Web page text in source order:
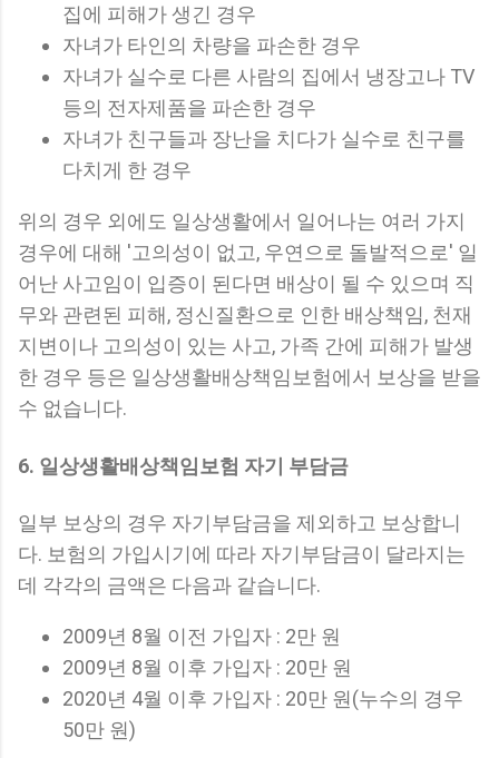
집에 피해가 생긴 경우
자녀가 타인의 차량을 파손한 경우
자녀가 실수로 다른 사람의 집에서 냉장고나 TV
등의 전자제품을 파손한 경우
자녀가 친구들과 장난을 치다가 실수로 친구를
다치게 한 경우
위의 경우 외에도 일상생활에서 일어나는 여러 가지
경우에 대해 '고의성이 없고, 우연으로 돌발적으로' 일
어난 사고임이 입증이 된다면 배상이 될 수 있으며 직
무와 관련된 피해, 정신질환으로 인한 배상책임, 천재
지변이나 고의성이 있는 사고, 가족 간에 피해가 발생
한 경우 등은 일상생활배상책임보험에서 보상을 받을
수 없습니다.
6. 일상생활배상책임보험 자기 부담금
일부 보상의 경우 자기부담금을 제외하고 보상합니
다. 보험의 가입시기에 따라 자기부담금이 달라지는
데 각각의 금액은 다음과 같습니다.
2009년 8월 이전 가입자 : 2만 원
2009년 8월 이후 가입자 : 20만 원
2020년 4월 이후 가입자 : 20만 원(누수의 경우
50만 원)